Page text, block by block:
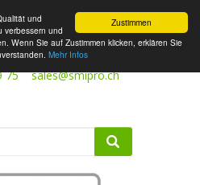
Zustimmen
und
verbessern und
Wenn Sie auf Zustimmen klicken, erklären Sie
Mehr Infos
75 sales@smipro.ch